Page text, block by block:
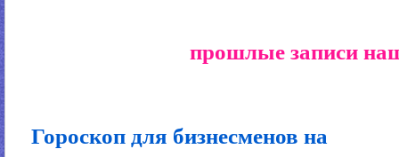
прошлые записи
Гороскоп для бизнесменов на